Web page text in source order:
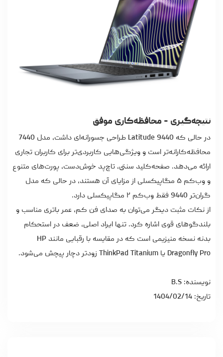
نتیجه‌گیری - محافظه‌کاری موفق
در حالی که Latitude 9440 طراحی جسورانه‌ای داشت، مدل 7440
محافظه‌کارانه‌تر است و ویژگی‌هایی کاربردی‌تر برای کاربران تجاری
ارائه می‌دهد. صفحه‌کلید سنتی، تاچ‌پد خوش‌دست، پورت‌های متنوع
و وب‌کم ۵ مگاپیکسلی از مزایای آن هستند، در حالی که مدل
گران‌تر 9440 فقط وب‌کم ۲ مگاپیکسلی دارد.
از نکات مثبت دیگر می‌توان به صدای فن کم، عمر باتری مناسب و
بلندگوهای قوی اشاره کرد. تنها ایراد اصلی، ضعف در استحکام
بدنه نسخه منیزیمی است که در مقایسه با رقبایی مانند HP
Dragonfly Pro یا ThinkPad Titanium زودتر دچار پیچش می‌شود.
نویسنده: B.S
تاریخ: 1404/02/14